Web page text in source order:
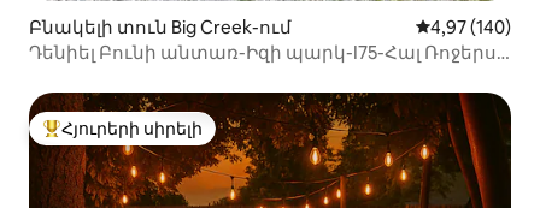
Բնակելի տուն Big Creek-ում Միջին
4,97 (140)
Դենիել Բունի անտառ-Իզի պարկ-I75-Հալ Ռոջերս
Հյուրերի սիրելի լավագույն տները
Հյուրերի սիրելի